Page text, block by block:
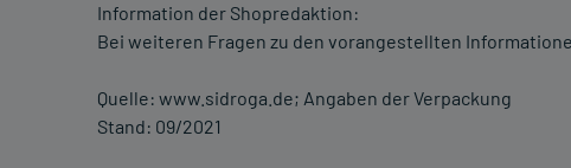
Information der Shopredaktion:
Bei weiteren Fragen zu den vorangestellten
Quelle: www.sidroga.de; Angaben der Verpackung
Stand: 09/2021